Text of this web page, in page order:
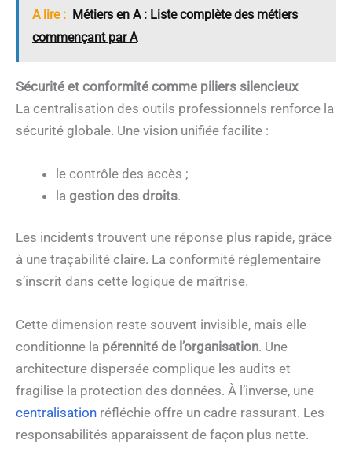
A lire : Métiers en A : Liste complète des métiers
commençant par A
Sécurité et conformité comme piliers silencieux
La centralisation des outils professionnels renforce la
sécurité globale. Une vision unifiée facilite :
le contrôle des accès ;
la gestion des droits.
Les incidents trouvent une réponse plus rapide, grâce
à une traçabilité claire. La conformité réglementaire
s’inscrit dans cette logique de maîtrise.
Cette dimension reste souvent invisible, mais elle
conditionne la pérennité de l’organisation. Une
architecture dispersée complique les audits et
fragilise la protection des données. À l’inverse, une
centralisation réfléchie offre un cadre rassurant. Les
responsabilités apparaissent de façon plus nette.